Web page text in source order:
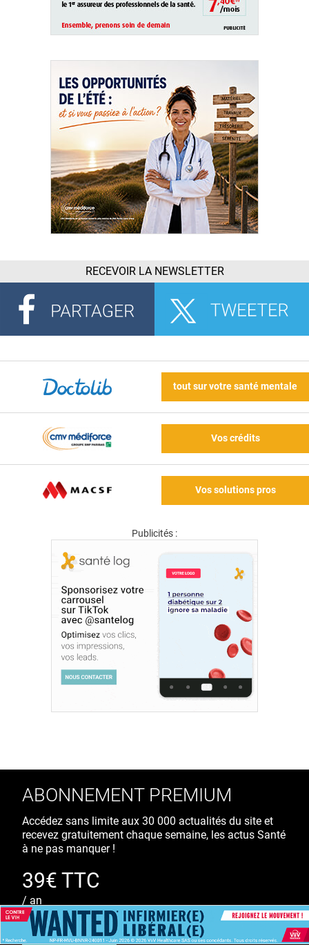
RECEVOIR LA NEWSLETTER
tout sur votre santé mentale
Vos crédits
Vos solutions pros
Publicités :
ABONNEMENT PREMIUM
Accédez sans limite aux 30 000 actualités du site et
recevez gratuitement chaque semaine, les actus Santé
à ne pas manquer !
39€ TTC
/ an
S'ABONNER